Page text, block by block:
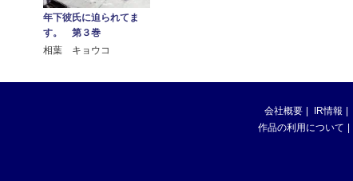
年下彼氏に迫られてま
す。 第３巻
相葉 キョウコ
会社概要 IR情報
作品の利用について